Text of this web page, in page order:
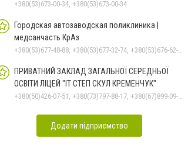
+380(53)673-00-34, +380(53)673-00-34
Городская автозаводская поликлиника |
медсанчасть КрАз
+380(53)677-48-88, +380(53)677-32-74, +380(53)676-62-99, +380536766187
ПРИВАТНИЙ ЗАКЛАД ЗАГАЛЬНОЇ СЕРЕДНЬОЇ
ОСВІТИ ЛІЦЕЙ "ІТ СТЕП СКУЛ КРЕМЕНЧУК"
+380(50)426-07-51, +380(73)797-88-17, +380(67)899-09-16
Додати підприємство